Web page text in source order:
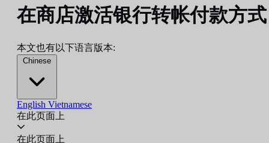
在商店激活银行转帐付款方式
本文也有以下语言版本:
Chinese
English Vietnamese
在此页面上
在此页面上